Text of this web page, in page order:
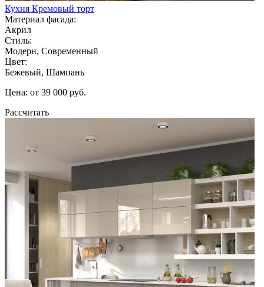
Кухня Кремовый торт
Материал фасада:
Акрил
Стиль:
Модерн, Современный
Цвет:
Бежевый, Шампань
Цена: от 39 000 руб.
Рассчитать